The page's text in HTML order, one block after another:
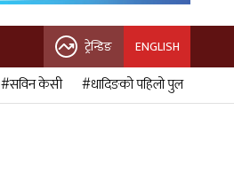
ट्रेन्डिङ ENGLISH
#सविन केसी #धादिङको पहिलो पुल